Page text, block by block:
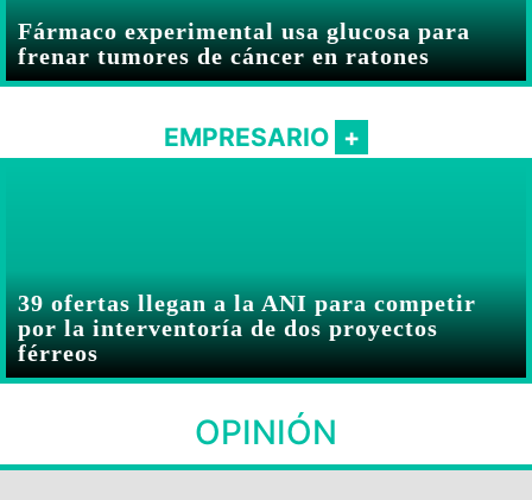
Fármaco experimental usa glucosa para
frenar tumores de cáncer en ratones
EMPRESARIO
39 ofertas llegan a la ANI para competir
por la interventoría de dos proyectos
férreos
OPINIÓN